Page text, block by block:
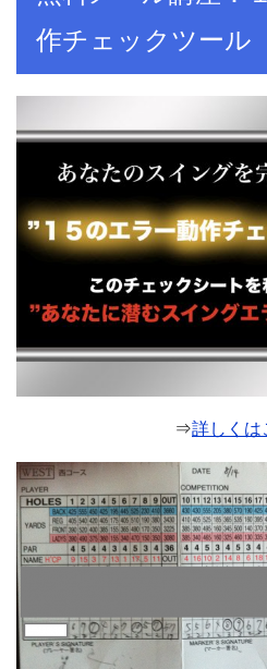
作チェックツール
⇒詳しくは